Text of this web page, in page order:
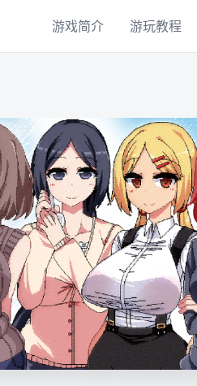
游戏简介 游玩教程